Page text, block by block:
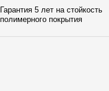
Гарантия 5 лет на стойкость
полимерного покрытия